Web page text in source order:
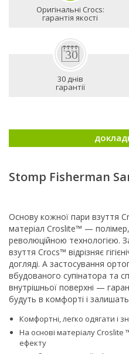
Оригінальні Crocs:
гарантія якості
30 днів
гарантії
Stomp Fisherman
Основу кожної пари взуття
матеріал Croslite™ —
революційною технологією.
взуття Crocs™ відрізняє
догляді. А застосування
вбудованого супінатора та
внутрішньої поверхні —
будуть в комфорті і
Комфортні, легко одягати і
На основі матеріалу Croslite
ефекту